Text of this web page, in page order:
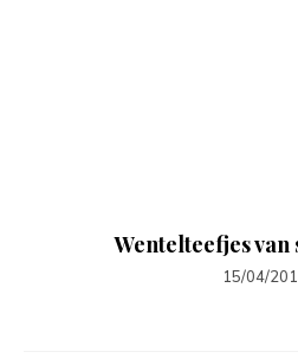
Wentelteefjes
15/04/